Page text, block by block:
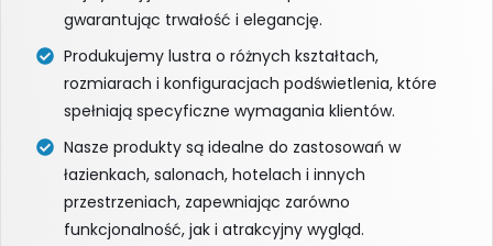
gwarantując trwałość i elegancję.
Produkujemy lustra o różnych kształtach,
rozmiarach i konfiguracjach podświetlenia, które
spełniają specyficzne wymagania klientów.
Nasze produkty są idealne do zastosowań w
łazienkach, salonach, hotelach i innych
przestrzeniach, zapewniając zarówno
funkcjonalność, jak i atrakcyjny wygląd.